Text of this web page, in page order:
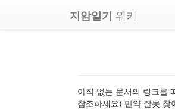
지암일기 위키
아직 없는 문서의 링크를
참조하세요) 만약 잘못 찾